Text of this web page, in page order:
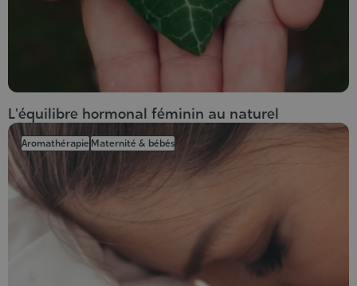
L'équilibre hormonal féminin au naturel
Aromathérapie Maternité & bébés